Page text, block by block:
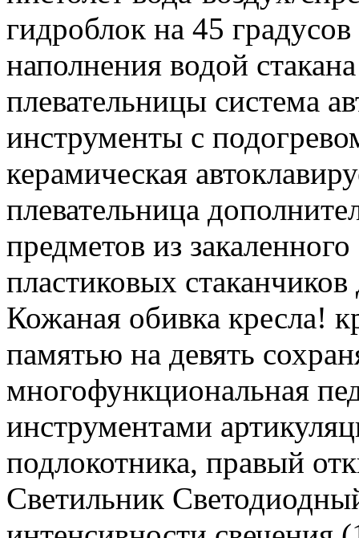
гидроблок на 45
наполнения водой
плевательницы система
инструменты с
керамическая
плевательница
предметов из
пластиковых
Кожаная обивка кресла!
памятью на девять
многофункциональная
инструментами
подлокотника, правый
Светильник